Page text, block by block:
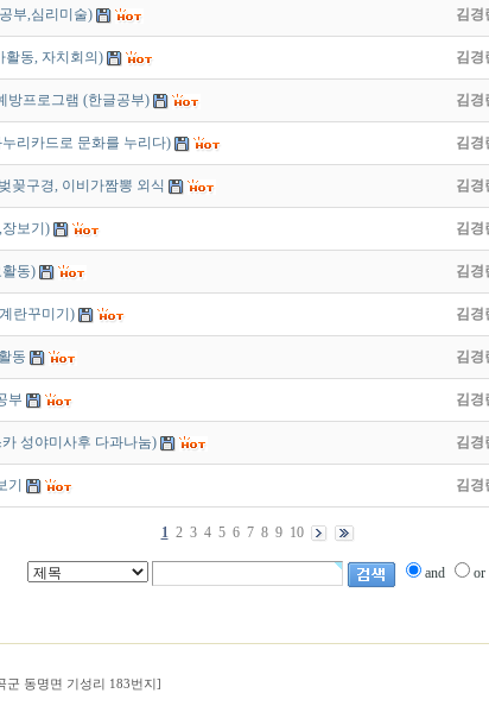
부,심리미술) 김
활동, 자치회의) 김
방프로그램 (한글공부) 김
누리카드로 문화를 누리다) 김
꽂구경, 이비가짬뽕 외식 김
장보기) 김
활동) 김
란꾸미기) 김
동 김
부 김
카 성야미사후 다과나눔) 김
기 김
1 2 3 4 5 6 7 8 9 10
and or
군 동명면 기성리 183번지]